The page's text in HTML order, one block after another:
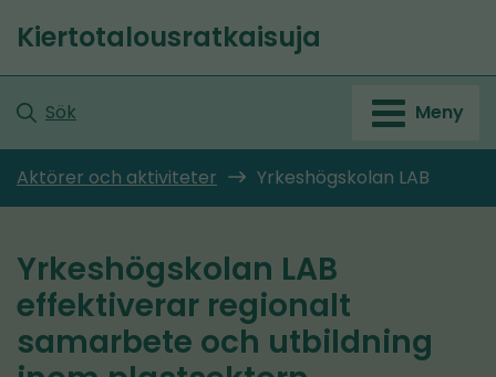
till
Startsida
Kiertotalousratkaisuja
Sök Meny
Aktörer och aktiviteter Yrkeshögskolan LAB
Yrkeshögskolan LAB
effektiverar regionalt
samarbete och utbildning